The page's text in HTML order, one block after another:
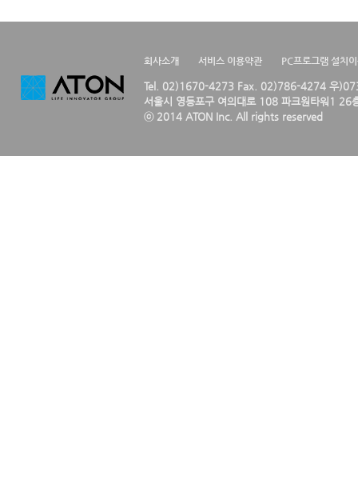
회사소개 서비스 이용약관 PC프로그램 설치
Tel. 02)1670-4273 Fax. 02)786-4274 우
서울시 영등포구 여의대로 108 파크원타워1 26
ⓒ 2014 ATON Inc. All rights reserved